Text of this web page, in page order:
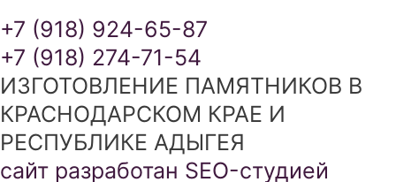
+7 (918) 924-65-87
+7 (918) 274-71-54
ИЗГОТОВЛЕНИЕ ПАМЯТНИКОВ В
КРАСНОДАРСКОМ КРАЕ И
РЕСПУБЛИКЕ АДЫГЕЯ
сайт разработан SEO-студией